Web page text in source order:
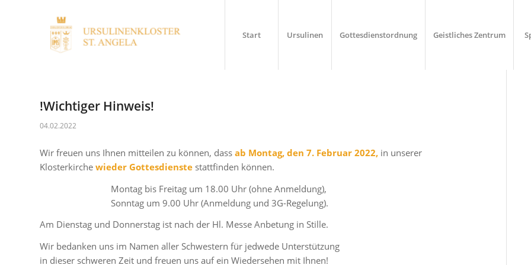
Start Ursulinen Gottesdienstordnung Geistliches Zentrum
!Wichtiger Hinweis!
04.02.2022
Wir freuen uns Ihnen mitteilen zu können, dass ab Montag, den 7. Februar 2022, in unserer
Klosterkirche wieder Gottesdienste stattfinden können.
Montag bis Freitag um 18.00 Uhr (ohne Anmeldung),
Sonntag um 9.00 Uhr (Anmeldung und 3G-Regelung).
Am Dienstag und Donnerstag ist nach der Hl. Messe Anbetung in Stille.
Wir bedanken uns im Namen aller Schwestern für jedwede Unterstützung
in dieser schweren Zeit und freuen uns auf ein Wiedersehen mit Ihnen!